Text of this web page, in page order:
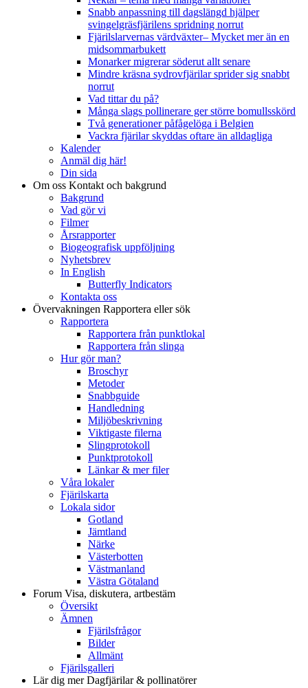
Snabb anpassning till dagslängd hjälper
svingelgräsfjärilens spridning norrut
Fjärilslarvernas värdväxter– Mycket mer än en
midsommarbukett
Monarker migrerar söderut allt senare
Mindre kräsna sydrovfjärilar sprider sig snabbt
norrut
Vad tittar du på?
Många slags pollinerare ger större bomullsskörd
Två generationer påfågelöga i Belgien
Vackra fjärilar skyddas oftare än alldagliga
Kalender
Anmäl dig här!
Din sida
Om oss Kontakt och bakgrund
Bakgrund
Vad gör vi
Filmer
Årsrapporter
Biogeografisk uppföljning
Nyhetsbrev
In English
Butterfly Indicators
Kontakta oss
Övervakningen Rapportera eller sök
Rapportera
Rapportera från punktlokal
Rapportera från slinga
Hur gör man?
Broschyr
Metoder
Snabbguide
Handledning
Miljöbeskrivning
Viktigaste filerna
Slingprotokoll
Punktprotokoll
Länkar & mer filer
Våra lokaler
Fjärilskarta
Lokala sidor
Gotland
Jämtland
Närke
Västerbotten
Västmanland
Västra Götaland
Forum Visa, diskutera, artbestäm
Översikt
Ämnen
Fjärilsfrågor
Bilder
Allmänt
Fjärilsgalleri
Lär dig merDagfjärilar & pollinatörer